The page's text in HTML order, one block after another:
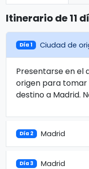
Itinerario de 11
Día 1 Ciudad de
Presentarse en el
origen para
destino a Madrid.
Día 2 Madrid
Día 3 Madrid